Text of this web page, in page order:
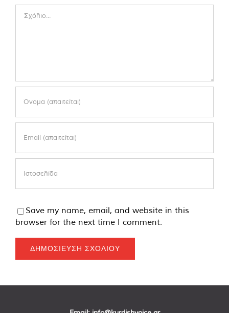
Save my name, email, and website in this
browser for the next time I comment.